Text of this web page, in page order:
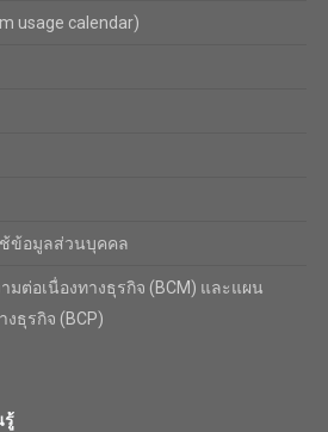
usage calendar)
ข้อมูลส่วนบุคคล
มต่อเนื่องทางธุรกิจ (BCM) และแผน
ธุรกิจ (BCP)
รู้